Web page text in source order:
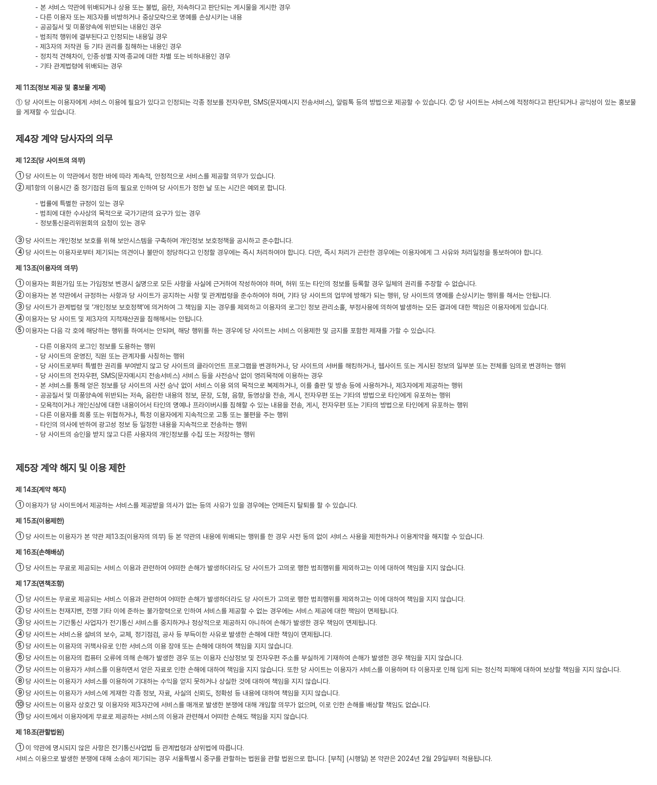
- 본 서비스 약관에 위배되거나 상용 또는 불법, 음란, 저속하다고 판단되는 게시물을 게시한 경우
- 다른 이용자 또는 제3자를 비방하거나 중상모략으로 명예를 손상시키는 내용
- 공공질서 및 미풍양속에 위반되는 내용인 경우
- 범죄적 행위에 결부된다고 인정되는 내용일 경우
- 제3자의 저작권 등 기타 권리를 침해하는 내용인 경우
- 정치적 견해차이, 인종‧성별‧지역‧종교에 대한 차별 또는 비하내용인 경우
- 기타 관계법령에 위배되는 경우
(정보 제공 및 홍보물 게재)
① 당 사이트는 이용자에게 서비스 이용에 필요가 있다고 인정되는 각종 정보를 전자우편, SMS(문자메시지 전송서비스), 알림톡 등의 방법으로 제공할 수 있습니다. ② 당 사이트는 서비스에 적정하다고 판단되거나 공익성이 있는 홍보물
을 게재할 수 있습니다.
제4장 계약 당사자의 의무
(당 사이트의 의무)
당 사이트는 이 약관에서 정한 바에 따라 계속적, 안정적으로 서비스를 제공할 의무가 있습니다.
제1항의 이용시간 중 정기점검 등의 필요로 인하여 당 사이트가 정한 날 또는 시간은 예외로 합니다.
- 법률에 특별한 규정이 있는 경우
- 범죄에 대한 수사상의 목적으로 국가기관의 요구가 있는 경우
- 정보통신윤리위원회의 요청이 있는 경우
당 사이트는 개인정보 보호를 위해 보안시스템을 구축하며 개인정보 보호정책을 공시하고 준수합니다.
당 사이트는 이용자로부터 제기되는 의견이나 불만이 정당하다고 인정할 경우에는 즉시 처리하여야 합니다. 다만, 즉시 처리가 곤란한 경우에는 이용자에게 그 사유와 처리일정을 통보하여야 합니다.
(이용자의 의무)
이용자는 회원가입 또는 가입정보 변경시 실명으로 모든 사항을 사실에 근거하여 작성하여야 하며, 허위 또는 타인의 정보를 등록할 경우 일체의 권리를 주장할 수 없습니다.
이용자는 본 약관에서 규정하는 사항과 당 사이트가 공지하는 사항 및 관계법령을 준수하여야 하며, 기타 당 사이트의 업무에 방해가 되는 행위, 당 사이트의 명예를 손상시키는 행위를 해서는 안됩니다.
당 사이트가 관계법령 및 ‘개인정보 보호정책’에 의거하여 그 책임을 지는 경우를 제외하고 이용자의 로그인 정보 관리소홀, 부정사용에 의하여 발생하는 모든 결과에 대한 책임은 이용자에게 있습니다.
이용자는 당 사이트 및 제3자의 지적재산권을 침해해서는 안됩니다.
이용자는 다음 각 호에 해당하는 행위를 하여서는 안되며, 해당 행위를 하는 경우에 당 사이트는 서비스 이용제한 및 금지를 포함한 제재를 가할 수 있습니다.
- 다른 이용자의 로그인 정보를 도용하는 행위
- 당 사이트의 운영진, 직원 또는 관계자를 사칭하는 행위
- 당 사이트로부터 특별한 권리를 부여받지 않고 당 사이트의 클라이언트 프로그램을 변경하거나, 당 사이트의 서버를 해킹하거나, 웹사이트 또는 게시된 정보의 일부분 또는 전체를 임의로 변경하는 행위
- 당 사이트의 전자우편, SMS(문자메시지 전송서비스) 서비스 등을 사전승낙 없이 영리목적에 이용하는 경우
- 본 서비스를 통해 얻은 정보를 당 사이트의 사전 승낙 없이 서비스 이용 외의 목적으로 복제하거나, 이를 출판 및 방송 등에 사용하거나, 제3자에게 제공하는 행위
- 공공질서 및 미풍양속에 위반되는 저속, 음란한 내용의 정보, 문장, 도형, 음향, 동영상을 전송, 게시, 전자우편 또는 기타의 방법으로 타인에게 유포하는 행위
- 모욕적이거나 개인신상에 대한 내용이어서 타인의 명예나 프라이버시를 침해할 수 있는 내용을 전송, 게시, 전자우편 또는 기타의 방법으로 타인에게 유포하는 행위
- 다른 이용자를 희롱 또는 위협하거나, 특정 이용자에게 지속적으로 고통 또는 불편을 주는 행위
- 타인의 의사에 반하여 광고성 정보 등 일정한 내용을 지속적으로 전송하는 행위
- 당 사이트의 승인을 받지 않고 다른 사용자의 개인정보를 수집 또는 저장하는 행위
제5장 계약 해지 및 이용 제한
(계약 해지)
이용자가 당 사이트에서 제공하는 서비스를 제공받을 의사가 없는 등의 사유가 있을 경우에는 언제든지 탈퇴를 할 수 있습니다.
(이용제한)
당 사이트는 이용자가 본 약관 제13조(이용자의 의무) 등 본 약관의 내용에 위배되는 행위를 한 경우 사전 동의 없이 서비스 사용을 제한하거나 이용계약을 해지할 수 있습니다.
(손해배상)
당 사이트는 무료로 제공되는 서비스 이용과 관련하여 어떠한 손해가 발생하더라도 당 사이트가 고의로 행한 범죄행위를 제외하고는 이에 대하여 책임을 지지 않습니다.
(면책조항)
당 사이트는 무료로 제공되는 서비스 이용과 관련하여 어떠한 손해가 발생하더라도 당 사이트가 고의로 행한 범죄행위를 제외하고는 이에 대하여 책임을 지지 않습니다.
당 사이트는 천재지변, 전쟁 기타 이에 준하는 불가항력으로 인하여 서비스를 제공할 수 없는 경우에는 서비스 제공에 대한 책임이 면제됩니다.
당 사이트는 기간통신 사업자가 전기통신 서비스를 중지하거나 정상적으로 제공하지 아니하여 손해가 발생한 경우 책임이 면제됩니다.
당 사이트는 서비스용 설비의 보수, 교체, 정기점검, 공사 등 부득이한 사유로 발생한 손해에 대한 책임이 면제됩니다.
당 사이트는 이용자의 귀책사유로 인한 서비스의 이용 장애 또는 손해에 대하여 책임을 지지 않습니다.
당 사이트는 이용자의 컴퓨터 오류에 의해 손해가 발생한 경우 또는 이용자 신상정보 및 전자우편 주소를 부실하게 기재하여 손해가 발생한 경우 책임을 지지 않습니다.
당 사이트는 이용자가 서비스를 이용하면서 얻은 자료로 인한 손해에 대하여 책임을 지지 않습니다. 또한 당 사이트는 이용자가 서비스를 이용하며 타 이용자로 인해 입게 되는 정신적 피해에 대하여 보상할 책임을 지지 않습니다.
당 사이트는 이용자가 서비스를 이용하여 기대하는 수익을 얻지 못하거나 상실한 것에 대하여 책임을 지지 않습니다.
당 사이트는 이용자가 서비스에 게재한 각종 정보, 자료, 사실의 신뢰도, 정확성 등 내용에 대하여 책임을 지지 않습니다.
당 사이트는 이용자 상호간 및 이용자와 제3자간에 서비스를 매개로 발생한 분쟁에 대해 개입할 의무가 없으며, 이로 인한 손해를 배상할 책임도 없습니다.
당 사이트에서 이용자에게 무료로 제공하는 서비스의 이용과 관련해서 어떠한 손해도 책임을 지지 않습니다.
(관할법원)
이 약관에 명시되지 않은 사항은 전기통신사업법 등 관계법령과 상위법에 따릅니다.
서비스 이용으로 발생한 분쟁에 대해 소송이 제기되는 경우 서울특별시 중구를 관할하는 법원을 관할 법원으로 합니다. [부칙] (시행일) 본 약관은 2024년 2월 29일부터 적용됩니다.